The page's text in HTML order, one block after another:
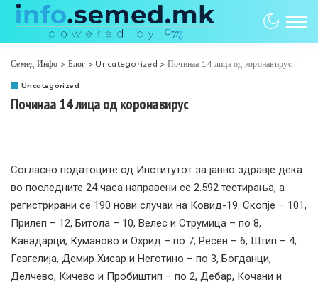
Семед Инфо > Блог > Uncategorized > Починаа 14 лица од коронавирус
Uncategorized
Починаа 14 лица од коронавирус
Согласно податоците од Институтот за јавно здравје дека
во последните 24 часа направени се 2.592 тестирања, а
регистрирани се 190 нови случаи на Ковид-19: Скопје – 101,
Прилеп – 12, Битола – 10, Велес и Струмица – по 8,
Кавадарци, Куманово и Охрид – по 7, Ресен – 6, Штип – 4,
Гевгелија, Демир Хисар и Неготино – по 3, Богданци,
Делчево, Кичево и Пробиштип – по 2, Дебар, Кочани и